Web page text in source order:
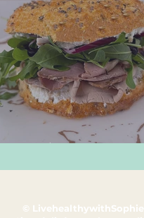
Bagels maison
© LivehealthywithSophie